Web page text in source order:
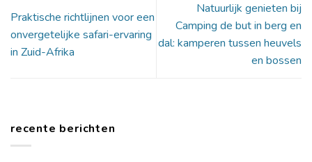
Praktische richtlijnen voor een
onvergetelijke safari-ervaring
in Zuid-Afrika
Natuurlijk genieten bij
Camping de but in berg en
dal: kamperen tussen heuvels
en bossen
recente berichten